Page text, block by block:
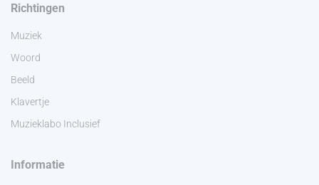
Richtingen
Muziek
Woord
Beeld
Klavertje
Muzieklabo Inclusief
Informatie